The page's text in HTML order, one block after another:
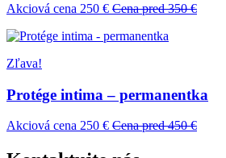
Akciová cena 250 € Cena pred 350 €
Zľava!
Protége intima – permanentka
Akciová cena 250 € Cena pred 450 €